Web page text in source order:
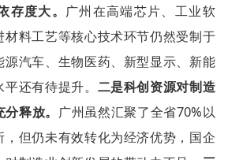
存度大。 广州在高端芯片、工业软
料工艺等核心技术环节仍然受制于
源汽车、生物医药、新型显示、新能
还有待提升。 二是科创资源对制造
释放。 广州虽然汇聚了全省70%以
但仍未有效转化为经济优势，国企